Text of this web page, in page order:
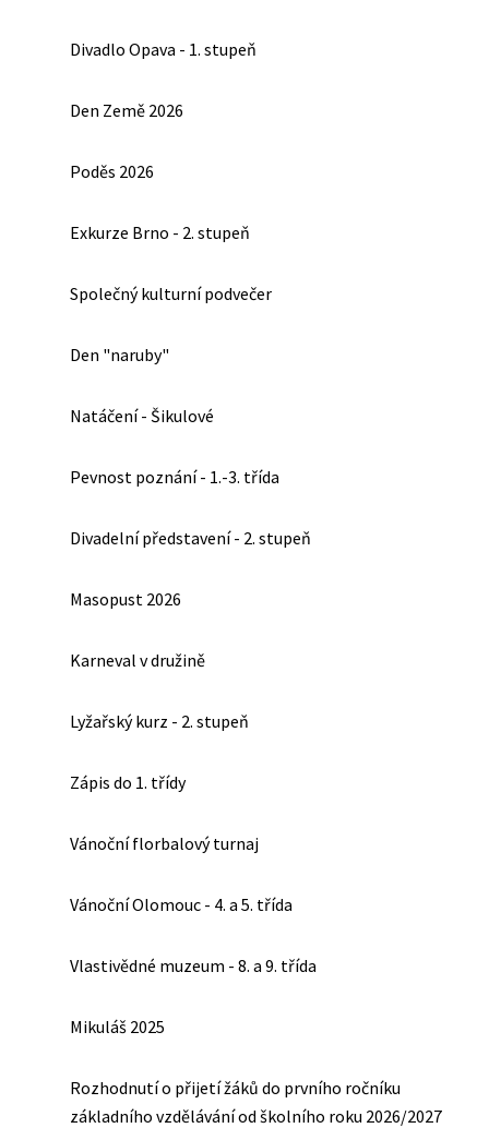
Divadlo Opava - 1. stupeň
Den Země 2026
Poděs 2026
Exkurze Brno - 2. stupeň
Společný kulturní podvečer
Den "naruby"
Natáčení - Šikulové
Pevnost poznání - 1.-3. třída
Divadelní představení - 2. stupeň
Masopust 2026
Karneval v družině
Lyžařský kurz - 2. stupeň
Zápis do 1. třídy
Vánoční florbalový turnaj
Vánoční Olomouc - 4. a 5. třída
Vlastivědné muzeum - 8. a 9. třída
Mikuláš 2025
Rozhodnutí o přijetí žáků do prvního ročníku
základního vzdělávání od školního roku 2026/2027